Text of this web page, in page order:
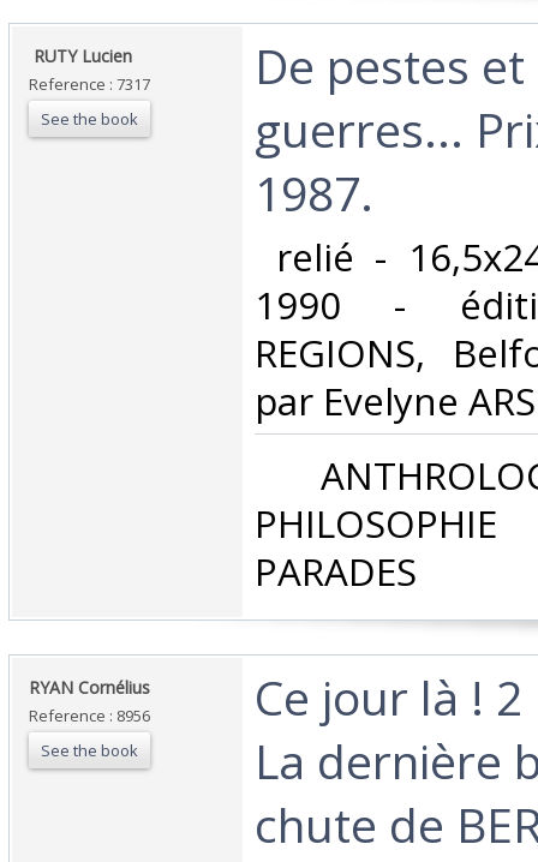
‎ RUTY Lucien‎
Reference : 7317
See the book
‎De pestes
guerres...
1987. ‎
relié -
1990 -
REGIONS,
par Evelyne
PHILOSOPHIE
PARADES‎
‎RYAN Cornélius‎
Reference : 8956
See the book
‎Ce jour là !
La dernière
chute de